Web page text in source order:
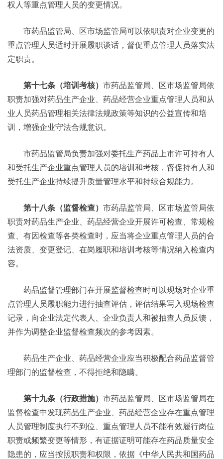
权人等重点管理人员的变更情况。
市药品监管局、区市场监管局可以依职责对企业变更的
重点管理人员适时开展履职谈话，督促重点管理人员落实法
定职责。
第十七条（培训考核） 市药品监管局、区市场监管局依
职责加强对药品生产企业、药品经营企业重点管理人员和从
业人员药品管理相关法律法规政策等知识的公益宣传和培
训，增强企业守法合规意识。
市药品监管局负责加强对委托生产药品上市许可持有人
和受托生产企业重点管理人员的培训和考核，督促持有人和
受托生产企业持续提升质量管理水平和持续合规能力。
第十八条（监督检查） 市药品监管局、区市场监管局依
职责对药品生产企业、药品经营企业开展许可检查、常规检
查、有因检查等各类检查时，应当将企业重点管理人员的合
法资质、变更登记、在岗履职和培训考核等情况纳入检查内
容。
药品监督管理部门在开展监督检查时可以现场对企业重
点管理人员履职能力进行抽查评估，评估结果写入现场检查
记录，向企业法定代表人、企业负责人和被抽查人员反馈，
并作为调整企业监督检查频次的参考因素。
药品生产企业、药品经营企业应当积极配合药品监督管
理部门的监督检查，不得拒绝和隐瞒。
第十九条（行政措施） 市药品监管局、区市场监管局在
监督检查中发现药品生产企业、药品经营企业存在重点管理
人员管理制度执行不到位、重点管理人员不能有效履行岗位
职责或频繁变更等情形，有证据证明可能存在药品质量安全
隐患的，应当按照职责和权限，依据《中华人民共和国药品